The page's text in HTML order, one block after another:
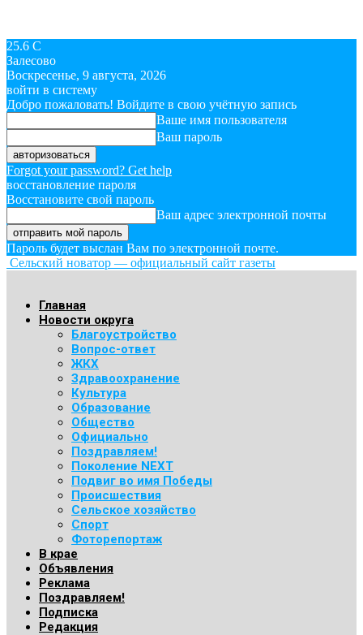
25.6 C
Залесово
Воскресенье, 9 августа, 2026
войти в систему
Добро пожаловать! Войдите в свою учётную запись
Ваше имя пользователя
Ваш пароль
Forgot your password? Get help
восстановление пароля
Восстановите свой пароль
Ваш адрес электронной почты
Пароль будет выслан Вам по электронной почте.
Сельский новатор — официальный сайт газеты
Главная
Новости округа
Благоустройство
Вопрос-ответ
ЖКХ
Здравоохранение
Культура
Образование
Общество
Официально
Поздравляем!
Поколение NEXT
Подвиг во имя Победы
Происшествия
Сельское хозяйство
Спорт
Фоторепортаж
В крае
Объявления
Реклама
Поздравляем!
Подписка
Редакция